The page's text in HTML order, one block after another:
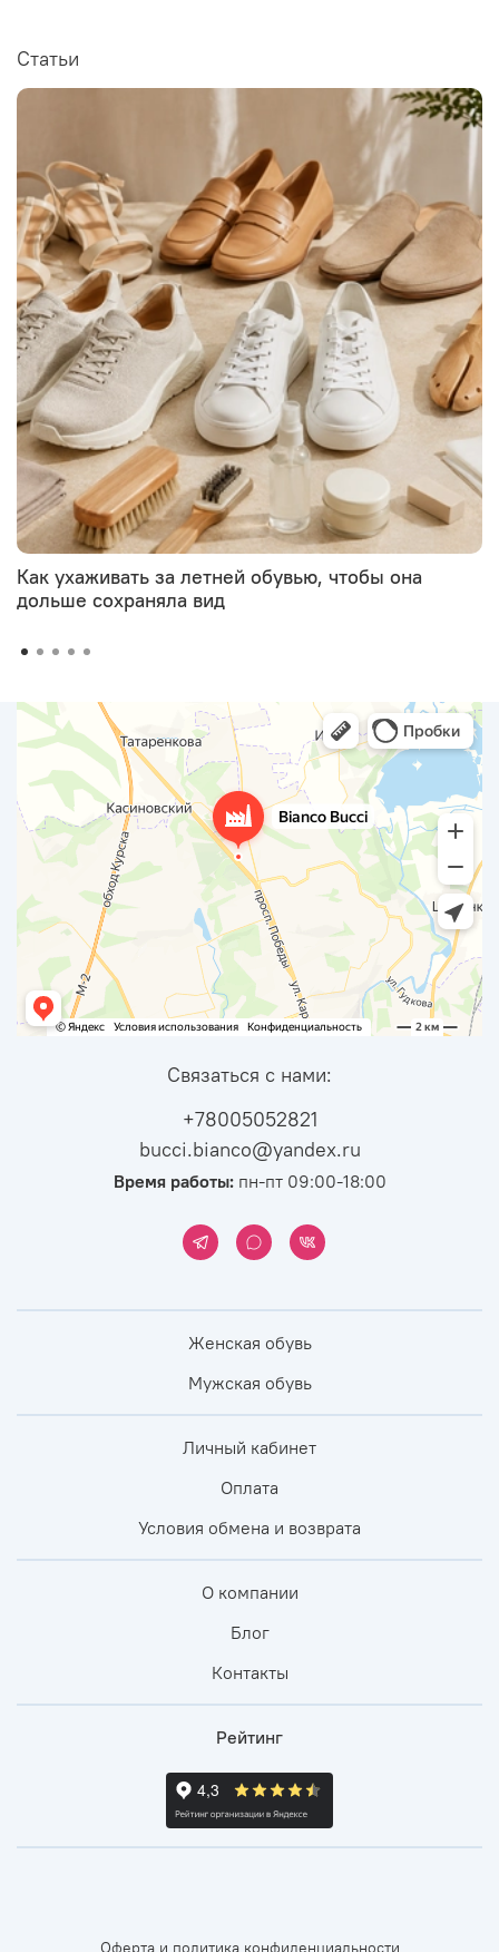
Статьи
Как ухаживать за летней обувью, чтобы она
дольше сохраняла вид
Связаться с нами:
+78005052821
bucci.bianco@yandex.ru
Время работы:пн-пт 09:00-18:00
Женская обувь
Мужская обувь
Личный кабинет
Оплата
Условия обмена и возврата
О компании
Блог
Контакты
Рейтинг
Оферта и политика конфиденциальности